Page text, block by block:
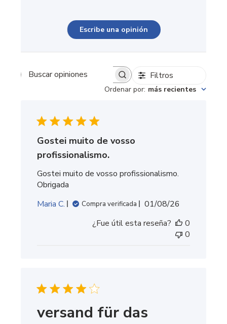
Escribe una opinión
Buscar opiniones Filtros
Ordenar por: más recientes
Gostei muito de vosso
profissionalismo.
Gostei muito de vosso profissionalismo.
Obrigada
Maria C.
Compra verificada
Fecha
publicación
01/08/26
¿Fue útil esta reseña?
0
0
versand für das